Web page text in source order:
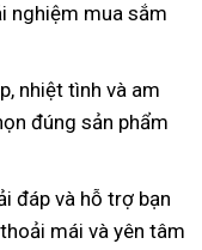
nghiệm mua sắm
nhiệt tình và am
đúng sản phẩm
đáp và hỗ trợ bạn
mái và yên tâm